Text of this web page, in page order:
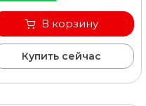
В корзину
Купить сейчас